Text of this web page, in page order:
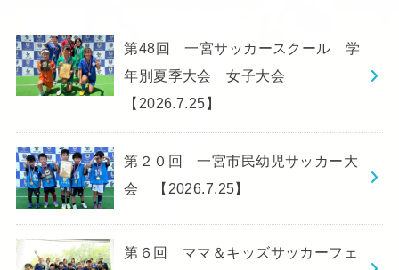
第48回 一宮サッカースクール 学
年別夏季大会 女子大会
【2026.7.25】
第２０回 一宮市民幼児サッカー大
会 【2026.7.25】
第６回 ママ＆キッズサッカーフェ